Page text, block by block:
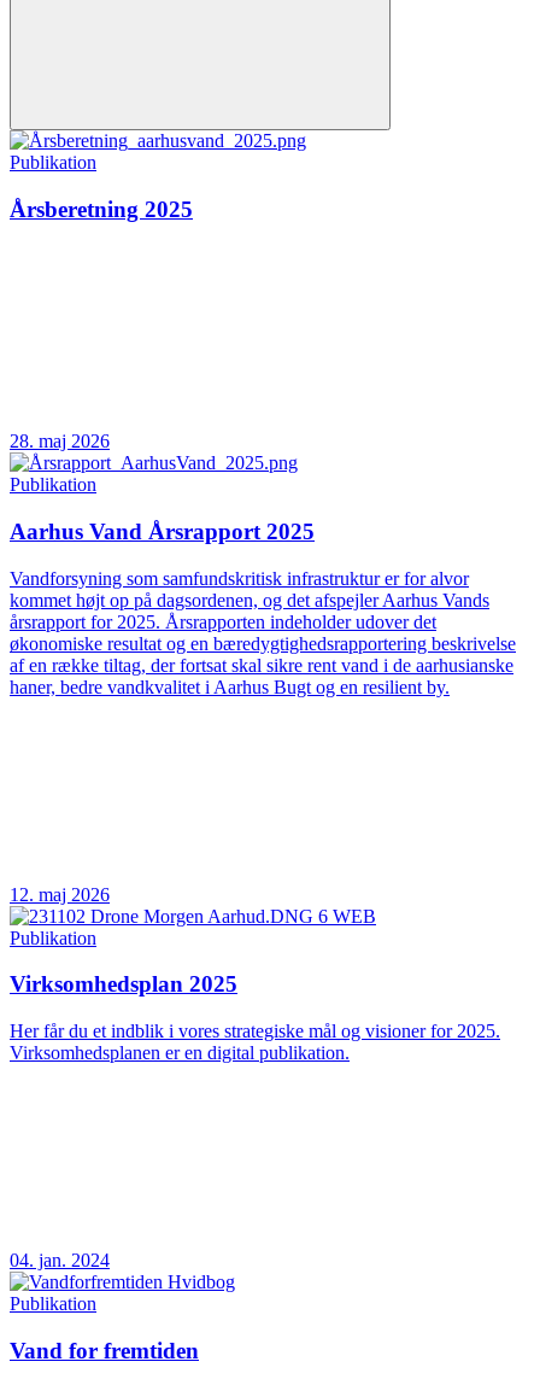
Publikation
Årsberetning 2025
28. maj 2026
Publikation
Aarhus Vand Årsrapport 2025
Vandforsyning som samfundskritisk infrastruktur er for alvor
kommet højt op på dagsordenen, og det afspejler Aarhus Vands
årsrapport for 2025. Årsrapporten indeholder udover det
økonomiske resultat og en bæredygtighedsrapportering beskrivelse
af en række tiltag, der fortsat skal sikre rent vand i de aarhusianske
haner, bedre vandkvalitet i Aarhus Bugt og en resilient by.
12. maj 2026
Publikation
Virksomhedsplan 2025
Her får du et indblik i vores strategiske mål og visioner for 2025.
Virksomhedsplanen er en digital publikation.
04. jan. 2024
Publikation
Vand for fremtiden